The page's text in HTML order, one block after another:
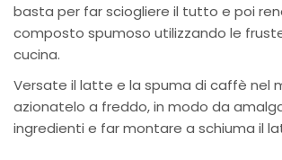
basta per far sciogliere il tutto e poi
composto spumoso utilizzando le
cucina.
Versate il latte e la spuma di caffè nel
azionatelo a freddo, in modo da
ingredienti e far montare a schiuma il